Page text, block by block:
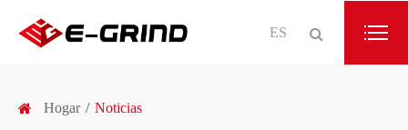
ES
Hogar Noticias